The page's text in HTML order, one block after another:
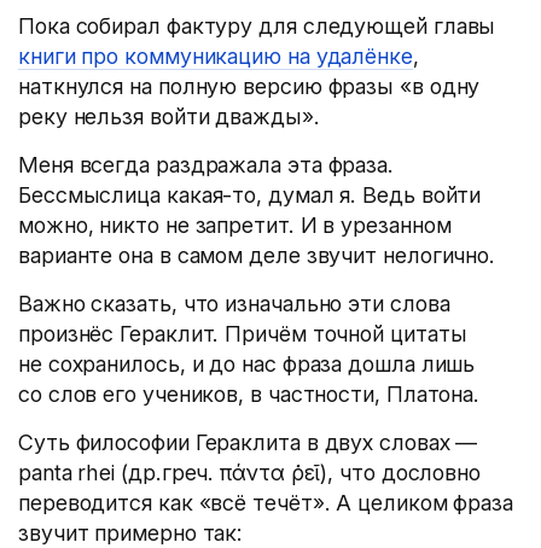
Пока собирал фактуру для следующей главы
книги про коммуникацию на удалёнке,
наткнулся на полную версию фразы «в одну
реку нельзя войти дважды».
Меня всегда раздражала эта фраза.
Бессмыслица какая-то, думал я. Ведь войти
можно, никто не запретит. И в урезанном
варианте она в самом деле звучит нелогично.
Важно сказать, что изначально эти слова
произнёс Гераклит. Причём точной цитаты
не сохранилось, и до нас фраза дошла лишь
со слов его учеников, в частности, Платона.
Суть философии Гераклита в двух словах —
panta rhei (др.греч. πάντα ῥεῖ), что дословно
переводится как «всё течёт». А целиком фраза
звучит примерно так: